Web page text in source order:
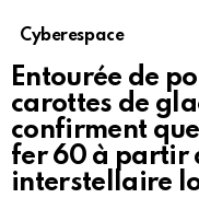
Cyberespace
Entourée de
carottes de
confirment
fer 60 à partir
interstellaire